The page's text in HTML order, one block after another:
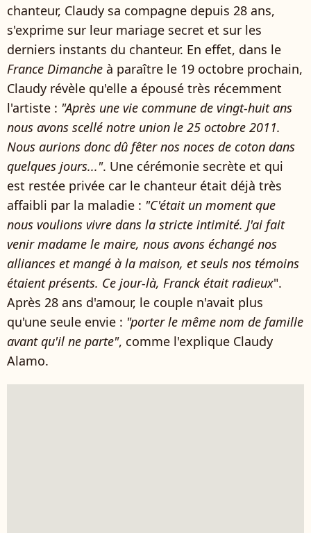
chanteur, Claudy sa compagne depuis 28 ans,
s'exprime sur leur mariage secret et sur les
derniers instants du chanteur. En effet, dans le
France Dimanche à paraître le 19 octobre prochain,
Claudy révèle qu'elle a épousé très récemment
l'artiste : "Après une vie commune de vingt-huit ans
nous avons scellé notre union le 25 octobre 2011.
Nous aurions donc dû fêter nos noces de coton dans
quelques jours...". Une cérémonie secrète et qui
est restée privée car le chanteur était déjà très
affaibli par la maladie : "C'était un moment que
nous voulions vivre dans la stricte intimité. J'ai fait
venir madame le maire, nous avons échangé nos
alliances et mangé à la maison, et seuls nos témoins
étaient présents. Ce jour-là, Franck était radieux".
Après 28 ans d'amour, le couple n'avait plus
qu'une seule envie : "porter le même nom de famille
avant qu'il ne parte", comme l'explique Claudy
Alamo.